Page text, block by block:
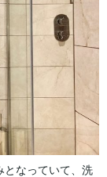
となっていて、洗